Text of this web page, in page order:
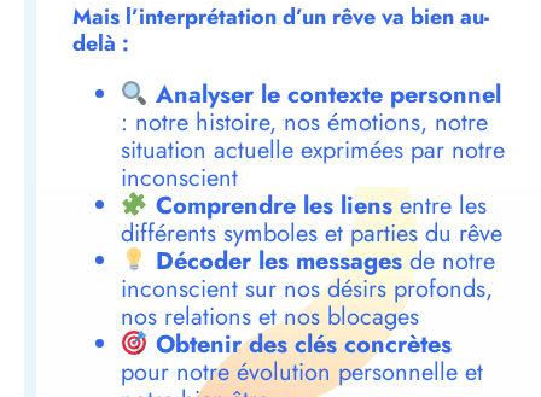
Mais l’interprétation d’un rêve va bien au-
delà :
Analyser le contexte personnel
: notre histoire, nos émotions, notre
situation actuelle exprimées par notre
inconscient
Comprendre les liensentre les
différents symboles et parties du rêve
Décoder les messagesde notre
inconscient sur nos désirs profonds,
nos relations et nos blocages
Obtenir des clés concrètes
pour notre évolution personnelle et